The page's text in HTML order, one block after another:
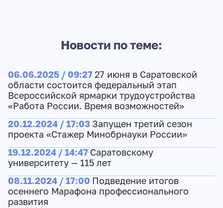
Новости по теме:
06.06.2025 / 09:2727 июня в Саратовской
области состоится федеральный этап
Всероссийской ярмарки трудоустройства
«Работа России. Время возможностей»
20.12.2024 / 17:03 Запущен третий сезон
проекта «Стажер Минобрнауки России»
19.12.2024 / 14:47 Саратовскому
университету — 115 лет
08.11.2024 / 17:00 Подведение итогов
осеннего Марафона профессионального
развития